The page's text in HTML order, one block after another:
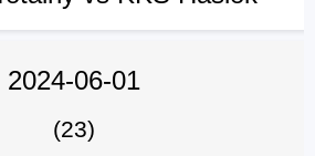
2024-06-01
(23)